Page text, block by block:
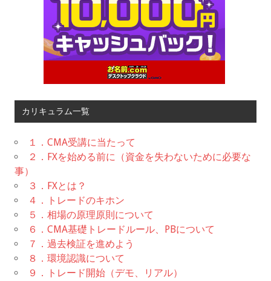
カリキュラム一覧
１．CMA受講に当たって
２．FXを始める前に（資金を失わないために必要な
事）
３．FXとは？
４．トレードのキホン
５．相場の原理原則について
６．CMA基礎トレードルール、PBについて
７．過去検証を進めよう
８．環境認識について
９．トレード開始（デモ、リアル）